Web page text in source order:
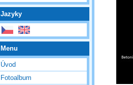
Jazyky
Menu
Úvod
Fotoalbum